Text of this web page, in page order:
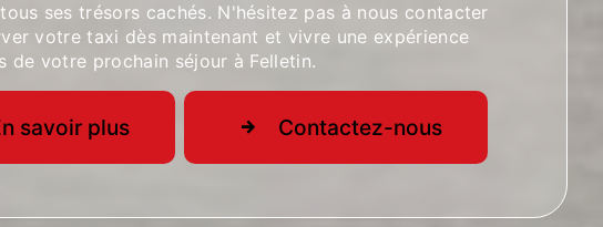
ses trésors cachés. N'hésitez pas à nous contacter
votre taxi dès maintenant et vivre une expérience
de votre prochain séjour à Felletin.
savoir plus Contactez-nous